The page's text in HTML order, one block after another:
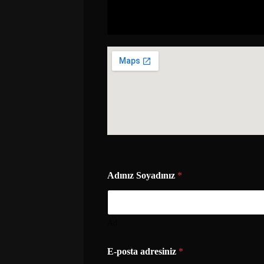
Adınız Soyadınız *
E-posta adresiniz *